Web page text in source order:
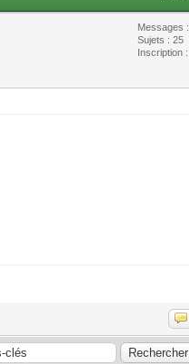
Messages
Sujets : 25
Inscription